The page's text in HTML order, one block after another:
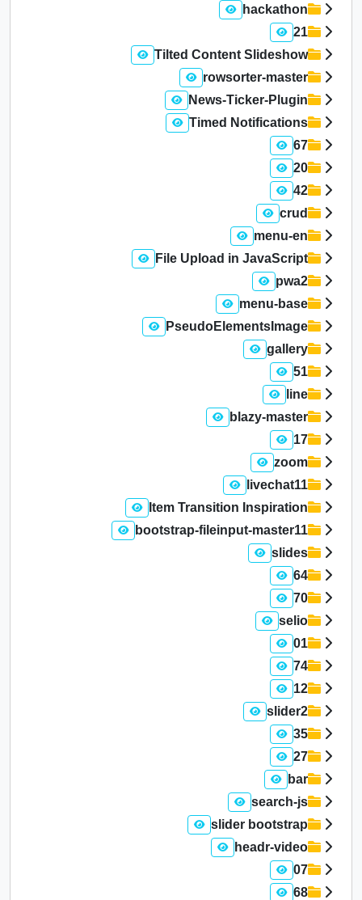
hackathon
21
Tilted Content Slideshow
rowsorter-master
News-Ticker-Plugin
Timed Notifications
67
20
42
crud
menu-en
File Upload in JavaScript
pwa2
menu-base
PseudoElementsImage
gallery
51
line
blazy-master
17
zoom
livechat11
Item Transition Inspiration
bootstrap-fileinput-master11
slides
64
70
selio
01
74
12
slider2
35
27
bar
search-js
slider bootstrap
headr-video
07
68